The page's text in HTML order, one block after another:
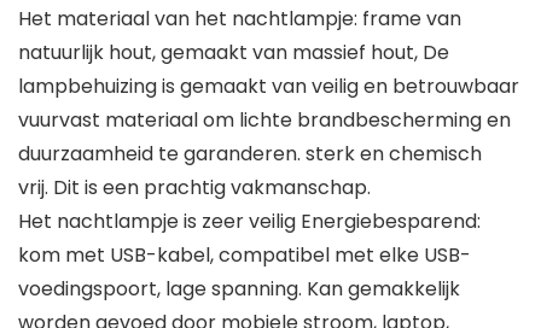
Het materiaal van het nachtlampje: frame van
natuurlijk hout, gemaakt van massief hout, De
lampbehuizing is gemaakt van veilig en betrouwbaar
vuurvast materiaal om lichte brandbescherming en
duurzaamheid te garanderen. sterk en chemisch
vrij. Dit is een prachtig vakmanschap.
Het nachtlampje is zeer veilig Energiebesparend:
kom met USB-kabel, compatibel met elke USB-
voedingspoort, lage spanning. Kan gemakkelijk
worden gevoed door mobiele stroom, laptop,